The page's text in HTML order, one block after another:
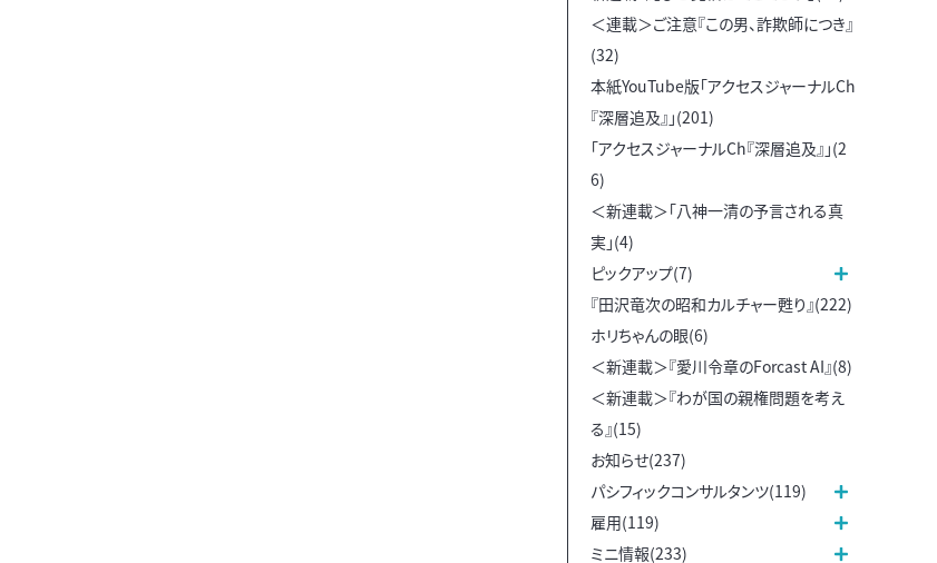
＜連載＞ご注意『この男、詐欺師につき』
(32)
本紙YouTube版「アクセスジャーナルCh
『深層追及』」(201)
「アクセスジャーナルCh『深層追及』」(2
6)
＜新連載＞「八神一清の予言される真
実」(4)
ピックアップ(7)
『田沢竜次の昭和カルチャー甦り』(222)
ホリちゃんの眼(6)
＜新連載＞『愛川令章のForcast AI』(8)
＜新連載＞『わが国の親権問題を考え
る』(15)
お知らせ(237)
パシフィックコンサルタンツ(119)
雇用(119)
ミニ情報(233)